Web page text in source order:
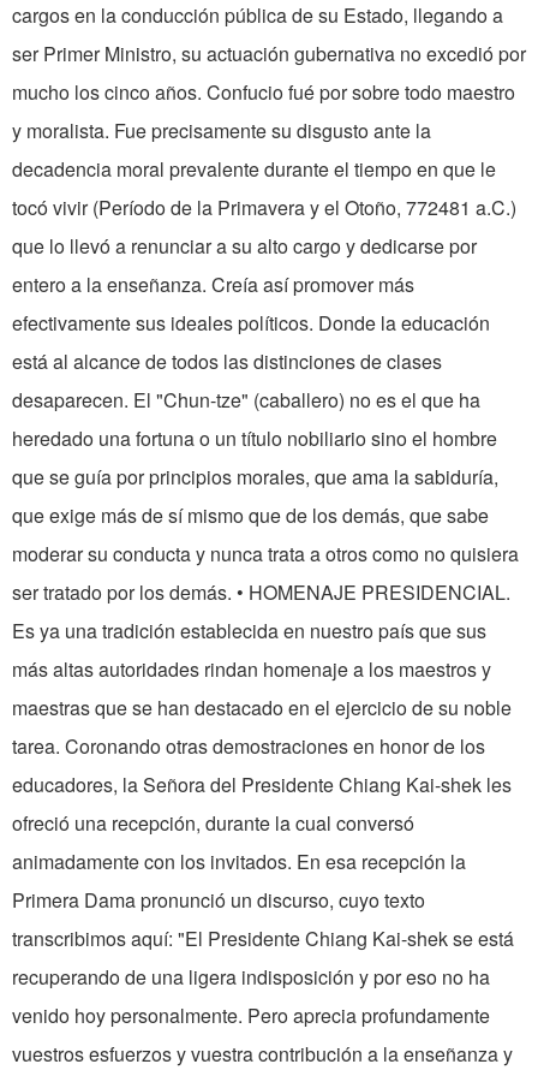
cargos en la conducción pública de su Estado, llegando a
ser Primer Ministro, su actuación gubernativa no excedió por
mucho los cinco años. Confucio fué por sobre todo maestro
y moralista. Fue precisamente su disgusto ante la
decadencia moral prevalente durante el tiempo en que le
tocó vivir (Período de la Primavera y el Otoño, 772481 a.C.)
que lo llevó a renunciar a su alto cargo y dedicarse por
entero a la enseñanza. Creía así promover más
efectivamente sus ideales políticos. Donde la educación
está al alcance de todos las distinciones de clases
desaparecen. El "Chun-tze" (caballero) no es el que ha
heredado una fortuna o un título nobiliario sino el hombre
que se guía por principios morales, que ama la sabiduría,
que exige más de sí mismo que de los demás, que sabe
moderar su conducta y nunca trata a otros como no quisiera
ser tratado por los demás. • HOMENAJE PRESIDENCIAL.
Es ya una tradición establecida en nuestro país que sus
más altas autoridades rindan homenaje a los maestros y
maestras que se han destacado en el ejercicio de su noble
tarea. Coronando otras demostraciones en honor de los
educadores, la Señora del Presidente Chiang Kai-shek les
ofreció una recepción, durante la cual conversó
animadamente con los invitados. En esa recepción la
Primera Dama pronunció un discurso, cuyo texto
transcribimos aquí: "El Presidente Chiang Kai-shek se está
recuperando de una ligera indisposición y por eso no ha
venido hoy personalmente. Pero aprecia profundamente
vuestros esfuerzos y vuestra contribución a la enseñanza y